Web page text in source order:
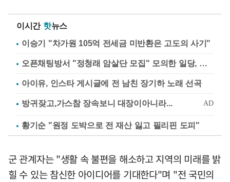
이시간 핫뉴스
이승기 "차가원 105억 전세금 미반환은 고도의 사기"
오픈채팅방서 "정청래 암살단 모집" 모의한 일당, 불구속 송치
아이유, 인스타 게시글에 전 남친 장기하 노래 선곡
황기순 "원정 도박으로 전 재산 잃고 필리핀 도피"
군 관계자는 "생활 속 불편을 해소하고 지역의 미래를 밝
힐 수 있는 참신한 아이디어를 기대한다"며 "전 국민의